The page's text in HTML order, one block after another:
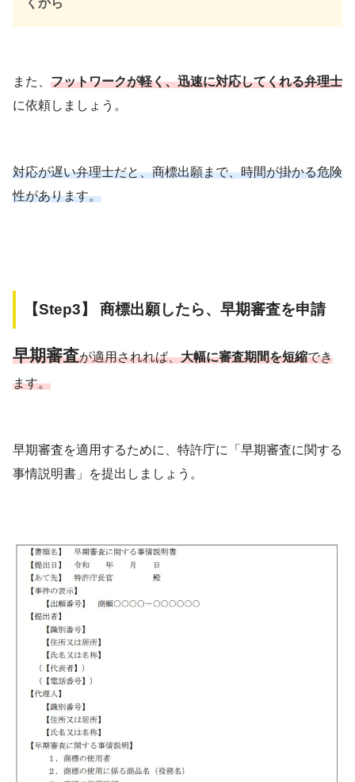
くから
また、 フットワークが軽く、迅速に対応してくれる弁理士
に依頼しましょう。
対応が遅い弁理士だと、商標出願まで、時間が掛かる危険
性があります。
【Step3】 商標出願したら、早期審査を申請
早期審査が適用されれば、大幅に審査期間を短縮でき
ます。
早期審査を適用するために、特許庁に「早期審査に関する
事情説明書」を提出しましょう。